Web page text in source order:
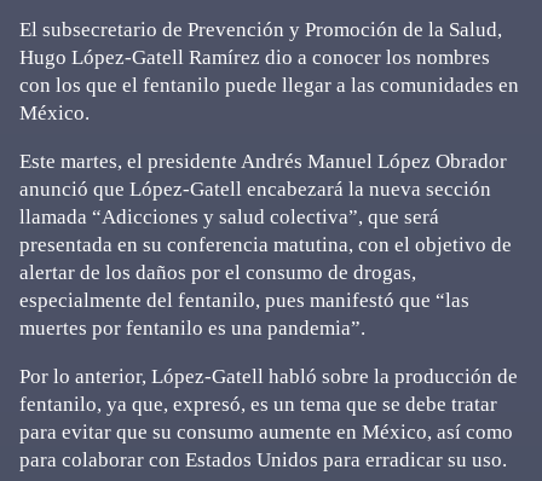
El subsecretario de Prevención y Promoción de la Salud,
Hugo López-Gatell Ramírez dio a conocer los nombres
con los que el fentanilo puede llegar a las comunidades en
México.
Este martes, el presidente Andrés Manuel López Obrador
anunció que López-Gatell encabezará la nueva sección
llamada “Adicciones y salud colectiva”, que será
presentada en su conferencia matutina, con el objetivo de
alertar de los daños por el consumo de drogas,
especialmente del fentanilo, pues manifestó que “las
muertes por fentanilo es una pandemia”.
Por lo anterior, López-Gatell habló sobre la producción de
fentanilo, ya que, expresó, es un tema que se debe tratar
para evitar que su consumo aumente en México, así como
para colaborar con Estados Unidos para erradicar su uso.